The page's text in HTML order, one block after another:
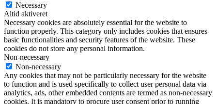
Necessary
Altid aktiveret
Necessary cookies are absolutely essential for the website to
function properly. This category only includes cookies that ensures
basic functionalities and security features of the website. These
cookies do not store any personal information.
Non-necessary
Non-necessary
Any cookies that may not be particularly necessary for the website
to function and is used specifically to collect user personal data via
analytics, ads, other embedded contents are termed as non-necessary
cookies. It is mandatory to procure user consent prior to running